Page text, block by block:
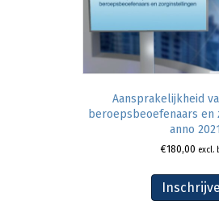
Aansprakelijkheid
beroepsbeoefenaars
anno 2021
€180,00 excl.